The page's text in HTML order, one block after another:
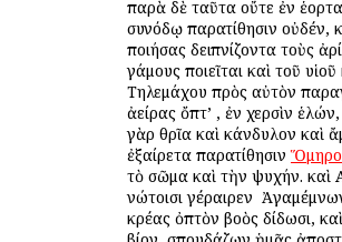
παρὰ δὲ ταῦτα οὔτε ἐν
συνόδῳ παρατίθησιν οὐδέν,
ποιήσας δειπνίζοντα τοὺς
γάμους ποιεῖται καὶ τοῦ
Τηλεμάχου πρὸς αὐτὸν
ἀείρας ὄπτ’ , ἐν χερσὶν
γὰρ θρῖα καὶ κάνδυλον καὶ
ἐξαίρετα παρατίθησιν
τὸ σῶμα καὶ τὴν ψυχήν. καὶ
νώτοισι γέραιρεν ὁ
κρέας ὀπτὸν βοὸς δίδωσι,